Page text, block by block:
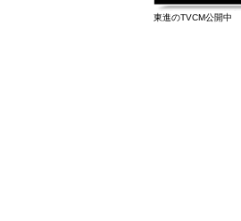
東進のTVCM公開中